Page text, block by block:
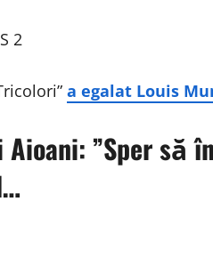
2
a egalat Louis
”Sper să